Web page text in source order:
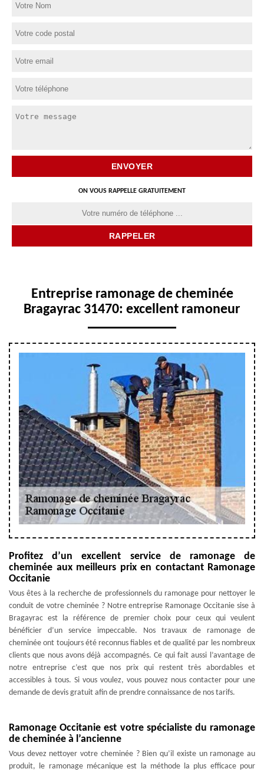
ON VOUS RAPPELLE GRATUITEMENT
Entreprise ramonage de cheminée
Bragayrac 31470: excellent ramoneur
Profitez d’un excellent service de ramonage de
cheminée aux meilleurs prix en contactant Ramonage
Occitanie
Vous êtes à la recherche de professionnels du ramonage pour nettoyer le
conduit de votre cheminée ? Notre entreprise Ramonage Occitanie sise à
Bragayrac est la référence de premier choix pour ceux qui veulent
bénéficier d’un service impeccable. Nos travaux de ramonage de
cheminée ont toujours été reconnus fiables et de qualité par les nombreux
clients que nous avons déjà accompagnés. Ce qui fait aussi l’avantage de
notre entreprise c’est que nos prix qui restent très abordables et
accessibles à tous. Si vous voulez, vous pouvez nous contacter pour une
demande de devis gratuit afin de prendre connaissance de nos tarifs.
Ramonage Occitanie est votre spécialiste du ramonage
de cheminée à l’ancienne
Vous devez nettoyer votre cheminée ? Bien qu’il existe un ramonage au
produit, le ramonage mécanique est la méthode la plus efficace pour